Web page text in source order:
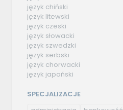
język chiński
język litewski
język czeski
język słowacki
język szwedzki
język serbski
język chorwacki
język japoński
SPECJALIZACJE